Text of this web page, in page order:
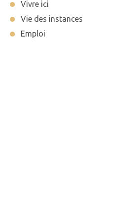
Vivre ici
Vie des instances
Emploi